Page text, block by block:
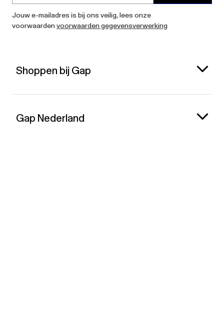
Jouw e-mailadres is bij ons veilig, lees onze
voorwaardenvoorwaarden gegevensverwerking
Shoppen bij Gap
Gap Nederland